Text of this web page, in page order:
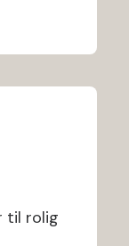
til rolig